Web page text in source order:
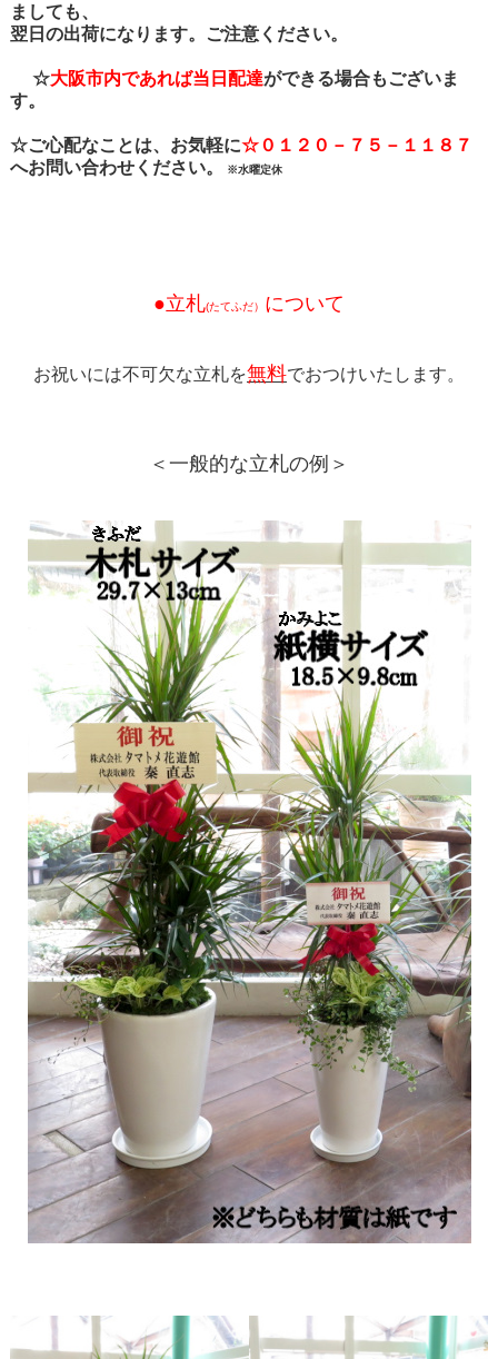
ましても、
翌日の出荷になります。ご注意ください。
☆大阪市内であれば当日配達ができる場合もございま
す。
☆ご心配なことは、お気軽に☆０１２０－７５－１１８７
へお問い合わせください。
※水曜定休
●立札(たてふだ） について
お祝いには不可欠な立札を無料でおつけいたします。
＜一般的な立札の例＞